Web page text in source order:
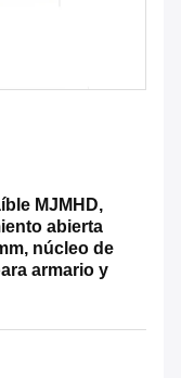
MJMHD,
abierta
núcleo de
armario y